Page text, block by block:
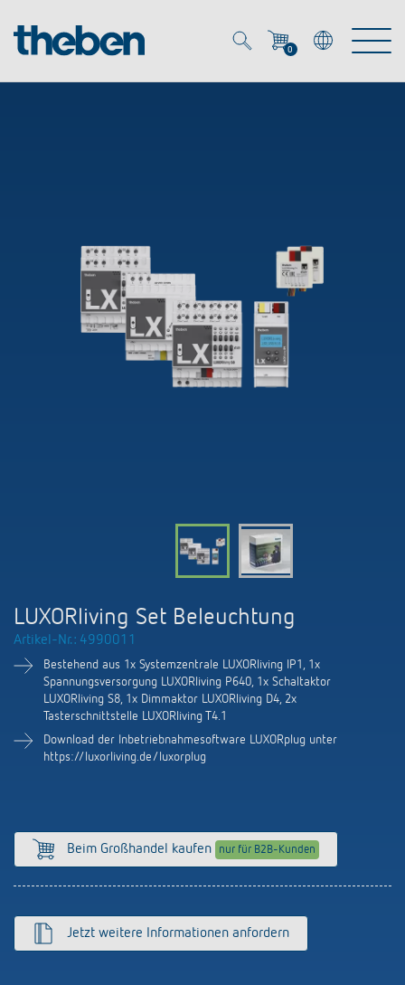
0
KNX
Smart Home
OEM-Lösungen
Ansprechpartner OEM
OEM-Referenzen
Lösungen
Zeit- und Lichtsteuerung
DALI-2 Lichtsteuerung
LED Beleuchtung
Apps
Referenzen
HEMS
Konformitätserklärungen
Nachhaltigkeit
Engagement
Design
Historie
Technischer Support
Vertrieb Deutschland
Vertrieb Weltweit
Ansprechpartner OEM
LUXORliving
LUXORliving Set Beleuchtung
Artikel-Nr.: 4990011
Bestehend aus 1x Systemzentrale LUXORliving IP1, 1x
Spannungsversorgung LUXORliving P640, 1x Schaltaktor
LUXORliving S8, 1x Dimmaktor LUXORliving D4, 2x
Tasterschnittstelle LUXORliving T4.1
Download der Inbetriebnahmesoftware LUXORplug unter
https://luxorliving.de/luxorplug
Beim Großhandel kaufen nur für B2B-Kunden
Jetzt weitere Informationen anfordern